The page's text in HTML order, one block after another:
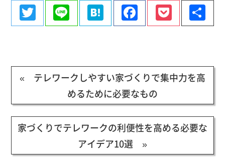
TwitterLine HatenaFacebook
Pocket
有
« テレワークしやすい家づくりで集中力を高
めるために必要なもの
家づくりでテレワークの利便性を高める必要な
アイデア10選 »